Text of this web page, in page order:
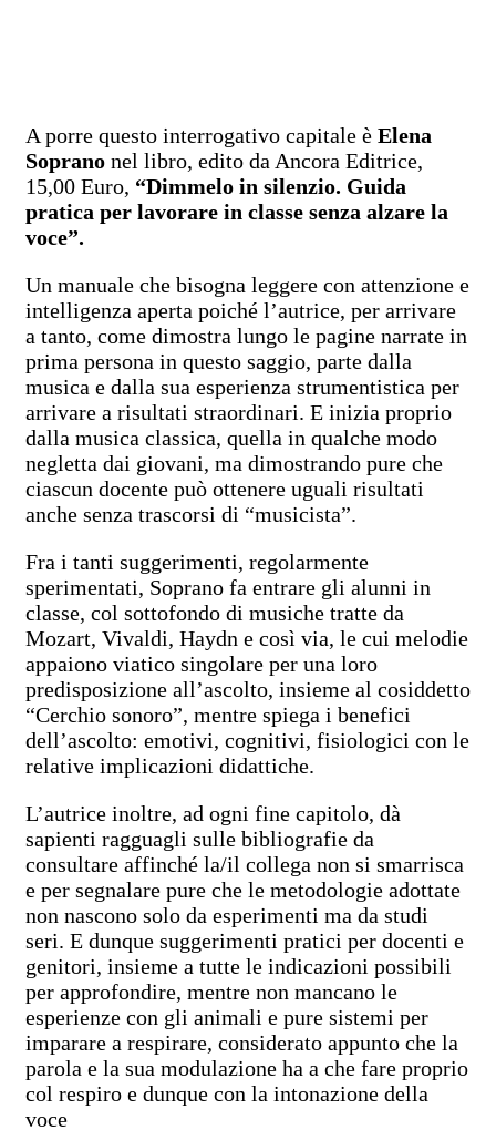
A porre questo interrogativo capitale è Elena
Soprano nel libro, edito da Ancora Editrice,
15,00 Euro, “Dimmelo in silenzio. Guida
pratica per lavorare in classe senza alzare la
voce”.
Un manuale che bisogna leggere con attenzione e
intelligenza aperta poiché l’autrice, per arrivare
a tanto, come dimostra lungo le pagine narrate in
prima persona in questo saggio, parte dalla
musica e dalla sua esperienza strumentistica per
arrivare a risultati straordinari. E inizia proprio
dalla musica classica, quella in qualche modo
negletta dai giovani, ma dimostrando pure che
ciascun docente può ottenere uguali risultati
anche senza trascorsi di “musicista”.
Fra i tanti suggerimenti, regolarmente
sperimentati, Soprano fa entrare gli alunni in
classe, col sottofondo di musiche tratte da
Mozart, Vivaldi, Haydn e così via, le cui melodie
appaiono viatico singolare per una loro
predisposizione all’ascolto, insieme al cosiddetto
“Cerchio sonoro”, mentre spiega i benefici
dell’ascolto: emotivi, cognitivi, fisiologici con le
relative implicazioni didattiche.
L’autrice inoltre, ad ogni fine capitolo, dà
sapienti ragguagli sulle bibliografie da
consultare affinché la/il collega non si smarrisca
e per segnalare pure che le metodologie adottate
non nascono solo da esperimenti ma da studi
seri. E dunque suggerimenti pratici per docenti e
genitori, insieme a tutte le indicazioni possibili
per approfondire, mentre non mancano le
esperienze con gli animali e pure sistemi per
imparare a respirare, considerato appunto che la
parola e la sua modulazione ha a che fare proprio
col respiro e dunque con la intonazione della
voce